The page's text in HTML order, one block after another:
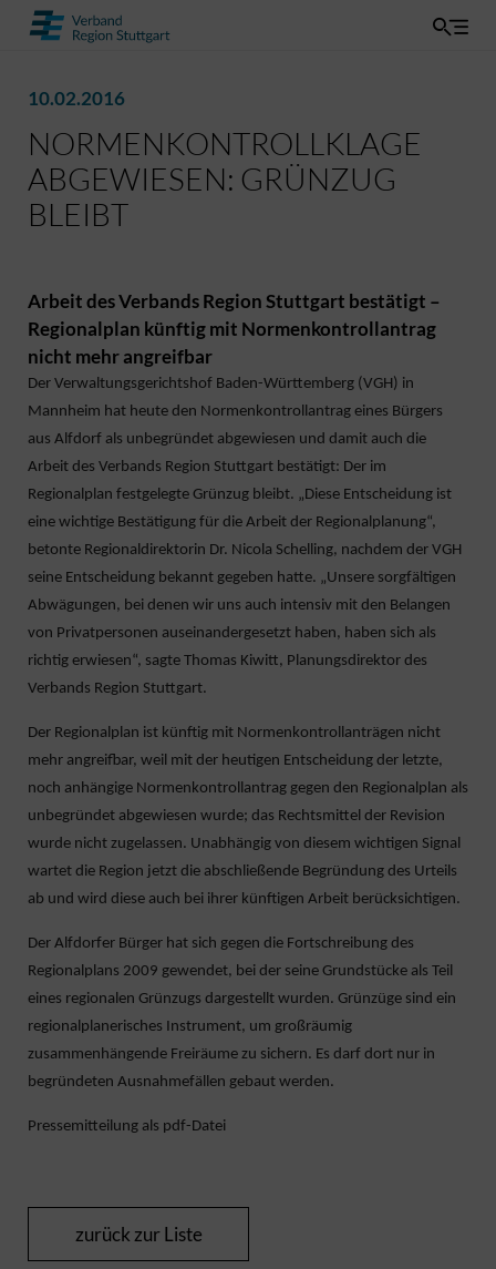
10.02.2016
NORMENKONTROLLKLAGE
ABGEWIESEN: GRÜNZUG
BLEIBT
Arbeit des Verbands Region Stuttgart bestätigt –
Regionalplan künftig mit Normenkontrollantrag
nicht mehr angreifbar
Der Verwaltungsgerichtshof Baden-Württemberg (VGH) in
Mannheim hat heute den Normenkontrollantrag eines Bürgers
aus Alfdorf als unbegründet abgewiesen und damit auch die
Arbeit des Verbands Region Stuttgart bestätigt: Der im
Regionalplan festgelegte Grünzug bleibt. „Diese Entscheidung ist
eine wichtige Bestätigung für die Arbeit der Regionalplanung“,
betonte Regionaldirektorin Dr. Nicola Schelling, nachdem der VGH
seine Entscheidung bekannt gegeben hatte. „Unsere sorgfältigen
Abwägungen, bei denen wir uns auch intensiv mit den Belangen
von Privatpersonen auseinandergesetzt haben, haben sich als
richtig erwiesen“, sagte Thomas Kiwitt, Planungsdirektor des
Verbands Region Stuttgart.
Der Regionalplan ist künftig mit Normenkontrollanträgen nicht
mehr angreifbar, weil mit der heutigen Entscheidung der letzte,
noch anhängige Normenkontrollantrag gegen den Regionalplan als
unbegründet abgewiesen wurde; das Rechtsmittel der Revision
wurde nicht zugelassen. Unabhängig von diesem wichtigen Signal
wartet die Region jetzt die abschließende Begründung des Urteils
ab und wird diese auch bei ihrer künftigen Arbeit berücksichtigen.
Der Alfdorfer Bürger hat sich gegen die Fortschreibung des
Regionalplans 2009 gewendet, bei der seine Grundstücke als Teil
eines regionalen Grünzugs dargestellt wurden. Grünzüge sind ein
regionalplanerisches Instrument, um großräumig
zusammenhängende Freiräume zu sichern. Es darf dort nur in
begründeten Ausnahmefällen gebaut werden.
Pressemitteilung als pdf-Datei
zurück zur Liste